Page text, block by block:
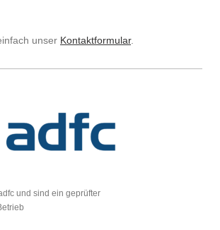
unser Kontaktformular.
und sind ein geprüfter